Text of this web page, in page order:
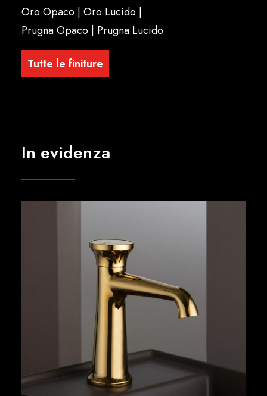
Oro Opaco | Oro Lucido |
Prugna Opaco | Prugna Lucido
Tutte le finiture
In evidenza